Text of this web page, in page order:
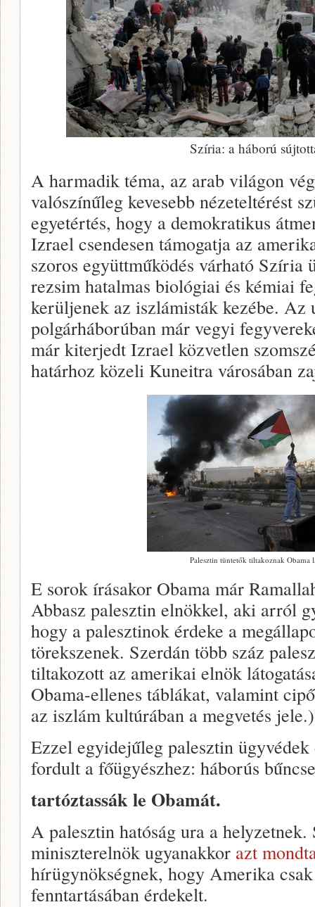
Szíria: a háború
A harmadik téma, az arab világon
valószínűleg kevesebb nézeteltérést
egyetértés, hogy a demokratikus
Izrael csendesen támogatja az
szoros együttműködés várható Szíria
rezsim hatalmas biológiai és kémiai
kerüljenek az iszlámisták kezébe.
polgárháborúban már vegyi
már kiterjedt Izrael közvetlen
határhoz közeli Kuneitra városában
Palesztin tüntetők tiltakoznak Obama
E sorok írásakor Obama már
Abbasz palesztin elnökkel, aki arról
hogy a palesztinok érdeke a
törekszenek. Szerdán több száz
tiltakozott az amerikai elnök
Obama-ellenes táblákat, valamint
az iszlám kultúrában a megvetés jele.)
Ezzel egyidejűleg palesztin
fordult a főügyészhez: háborús
tartóztassák le Obamát.
A palesztin hatóság ura a
miniszterelnök ugyanakkor azt
hírügynökségnek, hogy Amerika
fenntartásában érdekelt.